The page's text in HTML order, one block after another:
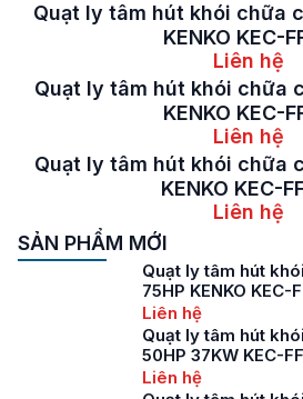
Quạt ly tâm hút khói chữa
KENKO KEC-
Liên hệ
Quạt ly tâm hút khói chữa
KENKO KEC-
Liên hệ
Quạt ly tâm hút khói chữa
KENKO KEC-
Liên hệ
SẢN PHẨM MỚI
Quạt ly tâm hút
75HP KENKO KEC-
Liên hệ
Quạt ly tâm hút
50HP 37KW KEC-
Liên hệ